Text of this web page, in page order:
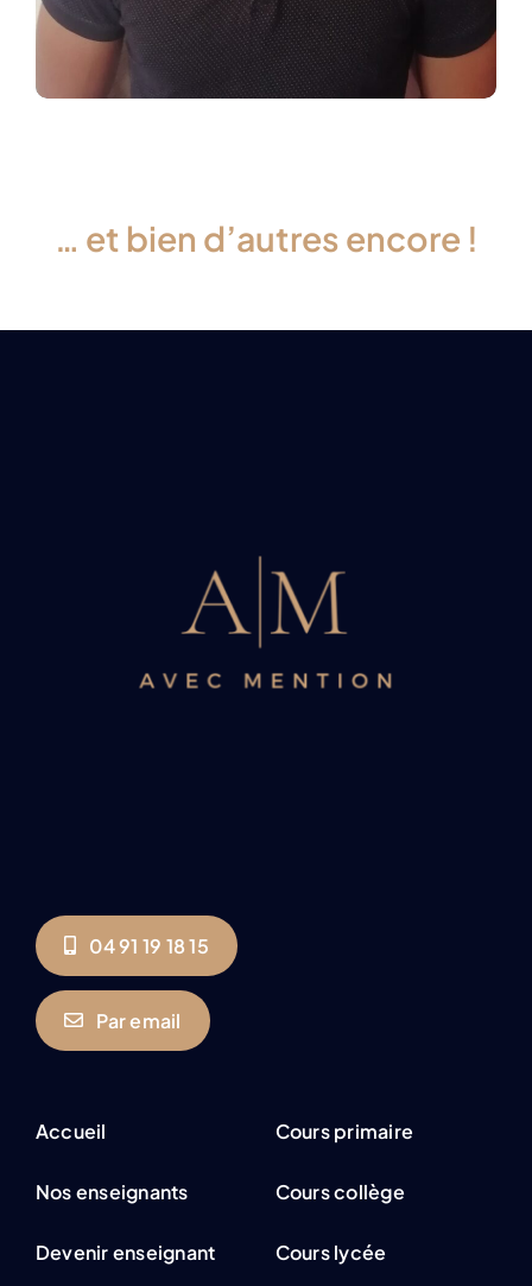
… et bien d’autres encore !
04 91 19 18 15
Par email
Accueil
Nos enseignants
Devenir enseignant
Cours primaire
Cours collège
Cours lycée